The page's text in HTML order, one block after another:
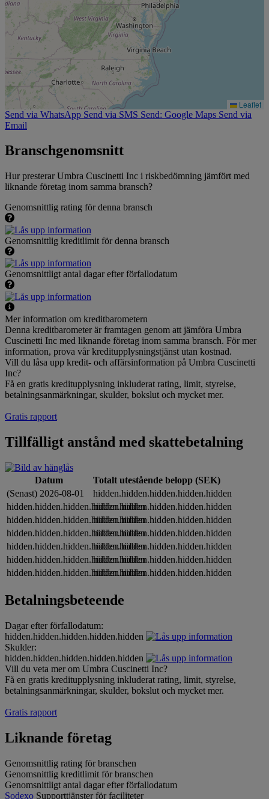
Leaflet
Send via WhatsApp Send via SMS Send: Google Maps Send via
Email
Branschgenomsnitt
Hur presterar Umbra Cuscinetti Inc i riskbedömning jämfört med
liknande företag inom samma bransch?
Genomsnittlig rating för denna bransch
Genomsnittlig kreditlimit för denna bransch
Genomsnittligt antal dagar efter förfallodatum
Mer information om kreditbarometern
Denna kreditbarometer är framtagen genom att jämföra Umbra
Cuscinetti Inc med liknande företag inom samma bransch. För mer
information, prova vår kreditupplysningstjänst utan kostnad.
Vill du låsa upp kredit- och affärsinformation på Umbra Cuscinetti
Inc?
Få en gratis kreditupplysning inkluderat rating, limit, styrelse,
betalningsanmärkningar, skulder, bokslut och mycket mer.
Gratis rapport
Tillfälligt anstånd med skattebetalning
Datum
Totalt utestående belopp (SEK)
(Senast) 2026-08-01
hidden.hidden.hidden.hidden.hidden
hidden.hidden.hidden.hidden.hiddenhidden.hidden.hidden.hidden.hidden
hidden.hidden.hidden.hidden.hiddenhidden.hidden.hidden.hidden.hidden
hidden.hidden.hidden.hidden.hiddenhidden.hidden.hidden.hidden.hidden
hidden.hidden.hidden.hidden.hiddenhidden.hidden.hidden.hidden.hidden
hidden.hidden.hidden.hidden.hiddenhidden.hidden.hidden.hidden.hidden
hidden.hidden.hidden.hidden.hiddenhidden.hidden.hidden.hidden.hidden
Betalningsbeteende
Dagar efter förfallodatum:
hidden.hidden.hidden.hidden.hidden
Skulder:
hidden.hidden.hidden.hidden.hidden
Vill du veta mer om Umbra Cuscinetti Inc?
Få en gratis kreditupplysning inkluderat rating, limit, styrelse,
betalningsanmärkningar, skulder, bokslut och mycket mer.
Gratis rapport
Liknande företag
Genomsnittlig rating för branschen
Genomsnittlig kreditlimit för branschen
Genomsnittligt antal dagar efter förfallodatum
Sodexo Supporttjänster för faciliteter